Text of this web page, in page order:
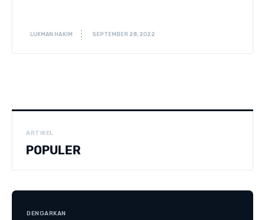
LUKMAN HAKIM SEPTEMBER 28, 2022
ARTIKEL
POPULER
DENGARKAN